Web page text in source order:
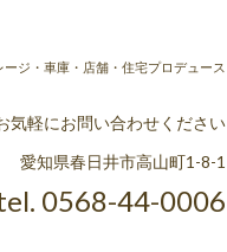
ジ・車庫・店舗・住宅プロデュース
気軽にお問い合わせください
愛知県春日井市高山町1-8-1
0568-44-0006